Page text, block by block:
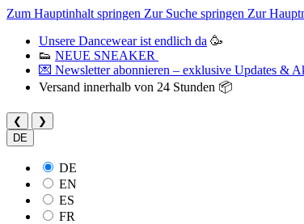
Zum Hauptinhalt springen Zur Suche springen Zur
Unsere Dancewear ist endlich da 🥳
👟 NEUE SNEAKER
💌 Newsletter abonnieren – exklusive Updates &
Versand innerhalb von 24 Stunden 📦
❮
❯
DE
DE
EN
ES
FR